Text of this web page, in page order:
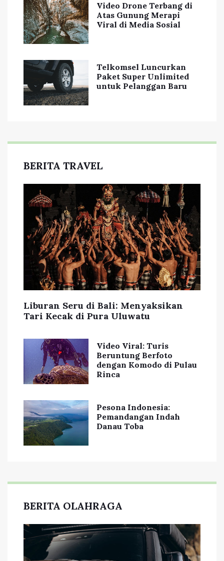
Video Drone Terbang di
Atas Gunung Merapi
Viral di Media Sosial
Telkomsel Luncurkan
Paket Super Unlimited
untuk Pelanggan Baru
BERITA TRAVEL
Liburan Seru di Bali: Menyaksikan
Tari Kecak di Pura Uluwatu
Video Viral: Turis
Beruntung Berfoto
dengan Komodo di Pulau
Rinca
Pesona Indonesia:
Pemandangan Indah
Danau Toba
BERITA OLAHRAGA